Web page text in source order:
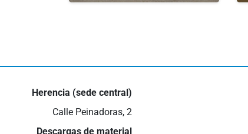
Herencia (sede central)
Calle Peinadoras, 2
Descargas de material